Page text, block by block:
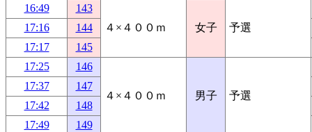
16:49
143
４×４００ｍ
女子 予選
17:16
144
17:17
145
17:25
146
４×４００ｍ 男子 予選
17:37
147
17:42
148
17:49
149